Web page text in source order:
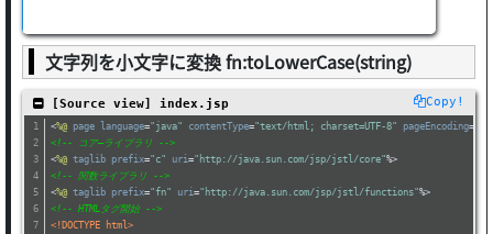
文字列を小文字に変換 fn:toLowerCase(string)
Copy!
[Source view] index.jsp
<%@ page language="java" contentType="text/html; charset=UTF-8" pageEncoding=
<!-- コア―ライブラリ -->
<%@ taglib prefix="c" uri ="http://java.sun.com/jsp/jstl/core"%>
<!-- 関数ライブラリ -->
<%@ taglib prefix="fn" uri ="http://java.sun.com/jsp/jstl/functions"%>
<!-- HTMLタグ開始 -->
<!DOCTYPE html>